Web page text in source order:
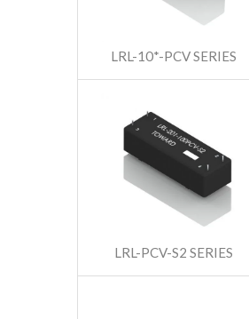
LRL-10*-PCV SERIES
LRL-PCV-S2 SERIES